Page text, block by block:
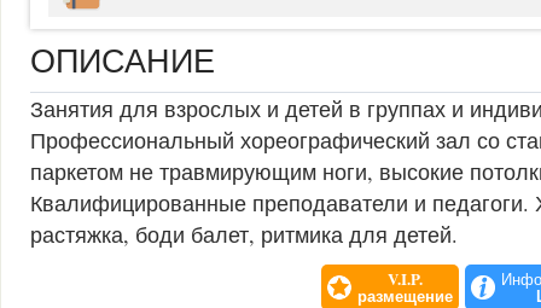
ОПИСАНИЕ
Занятия для взрослых и детей в группах и
Профессиональный хореографический зал со
паркетом не травмирующим ноги, высокие
Квалифицированные преподаватели и педагоги.
растяжка, боди балет, ритмика для детей.
V.I.P.
размещение